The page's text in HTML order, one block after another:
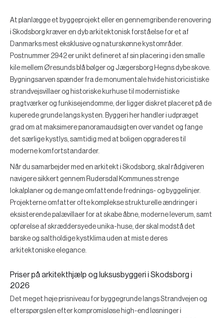
At planlægge et byggeprojekt eller en gennemgribende renovering
i Skodsborg kræver en dyb arkitektonisk forståelse for et af
Danmarks mest eksklusive og naturskønne kystområder.
Postnummer 2942 er unikt defineret af sin placering i den smalle
kile mellem Øresunds blå bølger og Jægersborg Hegns dybe skove.
Bygningsarven spænder fra de monumentale hvide historicistiske
strandvejsvillaer og historiske kurhuse til modernistiske
pragtværker og funkisejendomme, der ligger diskret placeret på de
kuperede grunde langs kysten. Byggeri her handler i udpræget
grad om at maksimere panoramaudsigten over vandet og fange
det særlige kystlys, samtidig med at boligen opgraderes til
moderne komfortstandarder.
Når du samarbejder med en arkitekt i Skodsborg, skal rådgiveren
navigere sikkert gennem Rudersdal Kommunes strenge
lokalplaner og de mange omfattende frednings- og byggelinjer.
Projekterne omfatter ofte komplekse strukturelle ændringer i
eksisterende palævillaer for at skabe åbne, moderne leverum, samt
opførelse af skræddersyede unika-huse, der skal modstå det
barske og saltholdige kystklima uden at miste deres
arkitektoniske elegance.
Priser på arkitekthjælp og luksusbyggeri i Skodsborg i
2026
Det meget høje prisniveau for byggegrunde langs Strandvejen og
efterspørgslen efter kompromisløse high-end løsninger i